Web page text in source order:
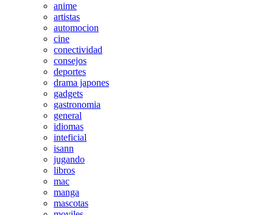
anime
artistas
automocion
cine
conectividad
consejos
deportes
drama japones
gadgets
gastronomia
general
idiomas
inteficial
isann
jugando
libros
mac
manga
mascotas